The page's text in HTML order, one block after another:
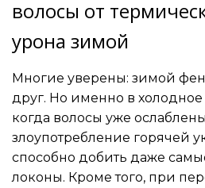
волосы от
урона зимой
Многие уверены: зимой
друг. Но именно в
когда волосы уже
злоупотребление горячей
способно добить даже
локоны. Кроме того, при